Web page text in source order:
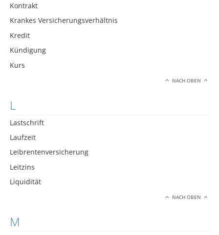
Kontrakt
Krankes Versicherungsverhältnis
Kredit
Kündigung
Kurs
NACH OBEN
L
Lastschrift
Laufzeit
Leibrentenversicherung
Leitzins
Liquidität
NACH OBEN
M